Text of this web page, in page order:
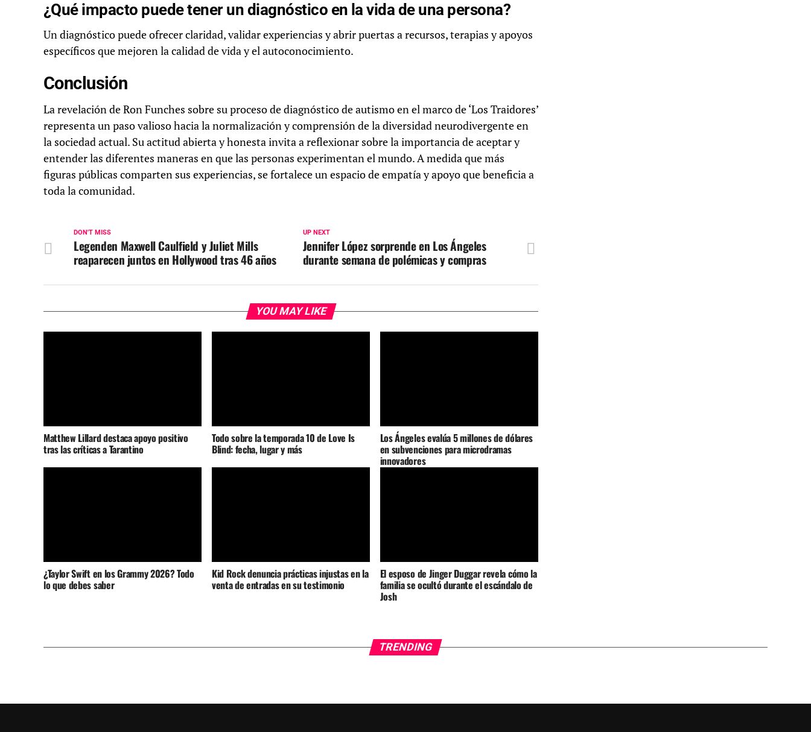
¿Qué impacto puede tener un diagnóstico en la vida de una persona?
Un diagnóstico puede ofrecer claridad, validar experiencias y abrir puertas a recursos, terapias y apoyos
específicos que mejoren la calidad de vida y el autoconocimiento.
Conclusión
La revelación de Ron Funches sobre su proceso de diagnóstico de autismo en el marco de ‘Los Traidores’
representa un paso valioso hacia la normalización y comprensión de la diversidad neurodivergente en
la sociedad actual. Su actitud abierta y honesta invita a reflexionar sobre la importancia de aceptar y
entender las diferentes maneras en que las personas experimentan el mundo. A medida que más
figuras públicas comparten sus experiencias, se fortalece un espacio de empatía y apoyo que beneficia a
toda la comunidad.
UP NEXT
Jennifer López sorprende en Los Ángeles
durante semana de polémicas y compras
DON'T MISS
Legenden Maxwell Caulfield y Juliet Mills
reaparecen juntos en Hollywood tras 46 años
YOU MAY LIKE
Matthew Lillard destaca apoyo positivo
tras las críticas a Tarantino
Todo sobre la temporada 10 de Love Is
Blind: fecha, lugar y más
Los Ángeles evalúa 5 millones de dólares
en subvenciones para microdramas
innovadores
¿Taylor Swift en los Grammy 2026? Todo
lo que debes saber
Kid Rock denuncia prácticas injustas en la
venta de entradas en su testimonio
El esposo de Jinger Duggar revela cómo la
familia se ocultó durante el escándalo de
Josh
TRENDING